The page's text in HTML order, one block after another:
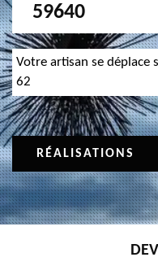
59640
Votre artisan se déplace
62
RÉALISATIONS